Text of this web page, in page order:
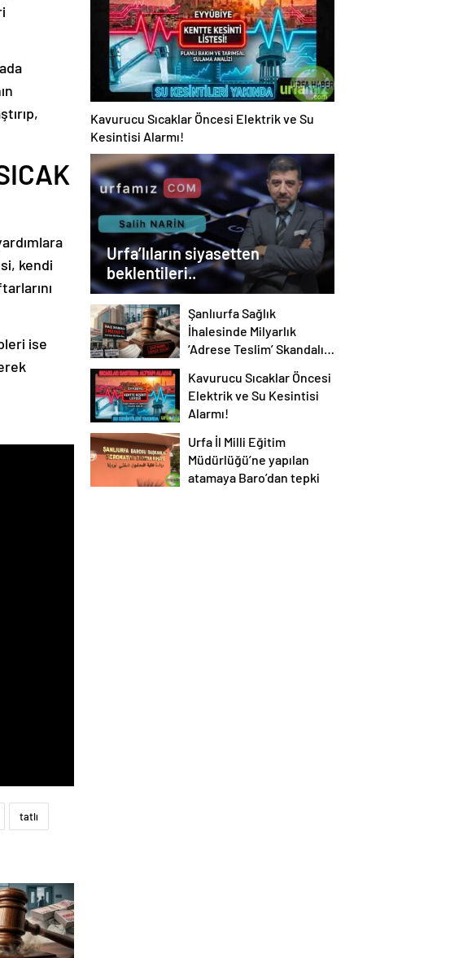
kendi
ise
tatlı
Kavurucu Sıcaklar Öncesi Elektrik ve Su
Kesintisi Alarmı!
Urfa’lıların siyasetten
beklentileri..
Şanlıurfa Sağlık
İhalesinde Milyarlık
‘Adrese Teslim’ Skandalı
Kavurucu Sıcaklar Öncesi
Elektrik ve Su Kesintisi
Alarmı!
Urfa İl Milli Eğitim
Müdürlüğü’ne yapılan
atamaya Baro’dan tepki